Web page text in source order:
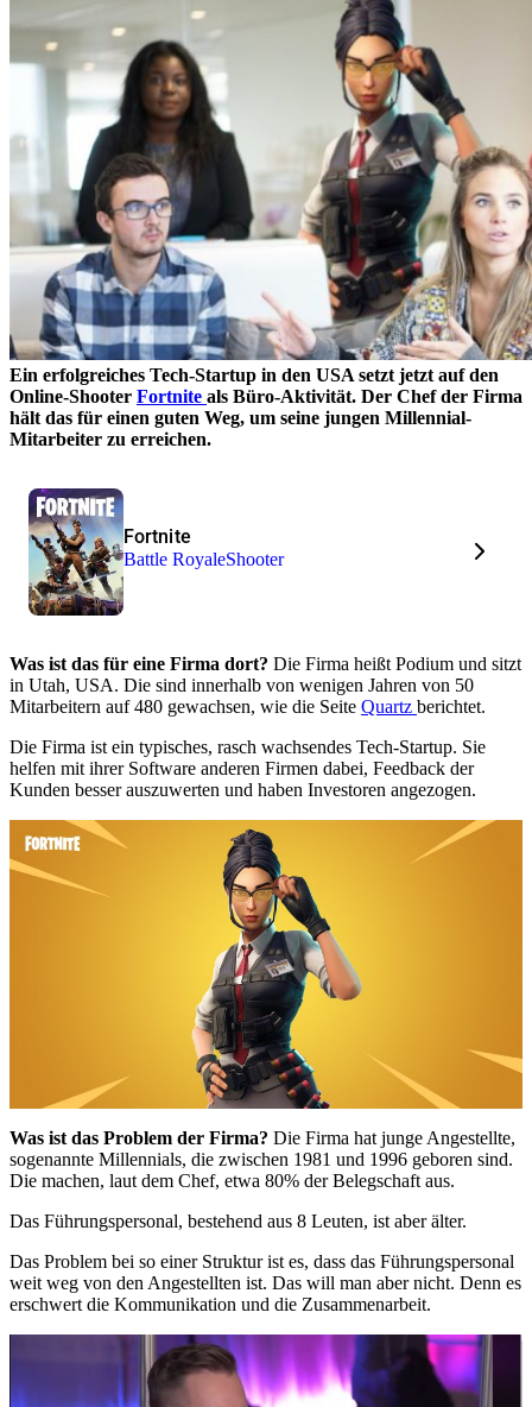
Ein erfolgreiches Tech-Startup in den USA setzt jetzt auf den
Online-Shooter Fortnite als Büro-Aktivität. Der Chef der Firma
hält das für einen guten Weg, um seine jungen Millennial-
Mitarbeiter zu erreichen.
Fortnite
Battle RoyaleShooter
Was ist das für eine Firma dort? Die Firma heißt Podium und sitzt
in Utah, USA. Die sind innerhalb von wenigen Jahren von 50
Mitarbeitern auf 480 gewachsen, wie die Seite Quartz berichtet.
Die Firma ist ein typisches, rasch wachsendes Tech-Startup. Sie
helfen mit ihrer Software anderen Firmen dabei, Feedback der
Kunden besser auszuwerten und haben Investoren angezogen.
Was ist das Problem der Firma? Die Firma hat junge Angestellte,
sogenannte Millennials, die zwischen 1981 und 1996 geboren sind.
Die machen, laut dem Chef, etwa 80% der Belegschaft aus.
Das Führungspersonal, bestehend aus 8 Leuten, ist aber älter.
Das Problem bei so einer Struktur ist es, dass das Führungspersonal
weit weg von den Angestellten ist. Das will man aber nicht. Denn es
erschwert die Kommunikation und die Zusammenarbeit.